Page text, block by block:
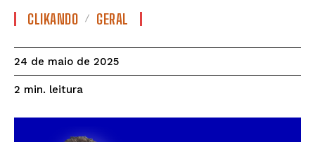
CLIKANDO GERAL
24 de maio de 2025
2 min. leitura